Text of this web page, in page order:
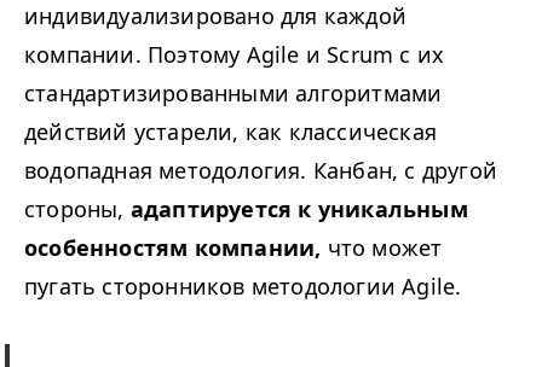
индивидуализировано для каждой
компании. Поэтому Agile и Scrum с их
стандартизированными алгоритмами
действий устарели, как классическая
водопадная методология. Канбан, с другой
стороны, адаптируется к уникальным
особенностям компании, что может
пугать сторонников методологии Agile.